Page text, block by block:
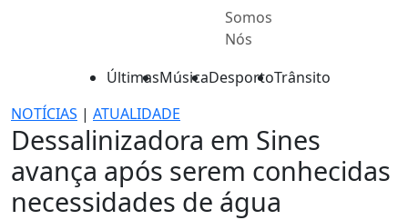
Somos
Nós
ÚltimasMúsicaDesportoTrânsito
NOTÍCIAS | ATUALIDADE
Dessalinizadora em Sines
avança após serem conhecidas
necessidades de água